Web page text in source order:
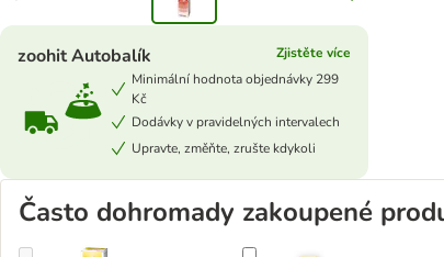
zoohit Autobalík
Zjistěte více
Minimální hodnota objednávky 299
Kč
Dodávky v pravidelných intervalech
Upravte, změňte, zrušte kdykoli
Často dohromady zakoupené